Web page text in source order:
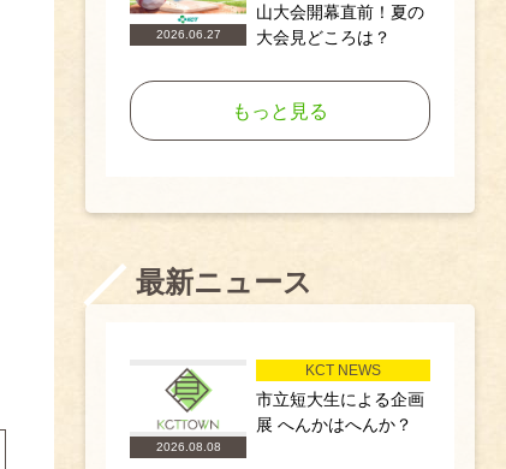
2026.06.27
山大会開幕直前！夏の
大会見どころは？
もっと見る
最新ニュース
2026.08.08
KCT NEWS
市立短大生による企画
展 へんかはへんか？